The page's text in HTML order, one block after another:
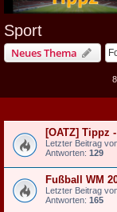
Sport
Neues Thema
[OATZ] Tippz
Letzter Beitrag
Antworten: 129
Fußball WM
Letzter Beitrag
Antworten: 165